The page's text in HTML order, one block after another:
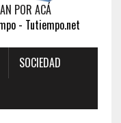
POR ACÁ
- Tutiempo.net
SOCIEDAD